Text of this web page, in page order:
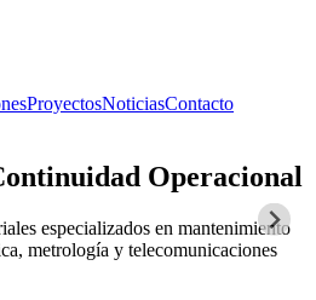
ProyectosNoticiasContacto
Operacional
especializados en mantenimiento
metrología y telecomunicaciones